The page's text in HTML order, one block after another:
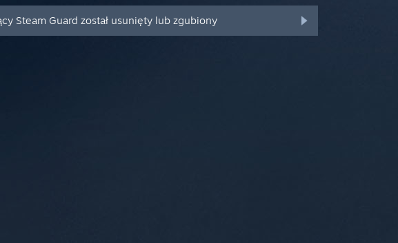
Steam Guard został usunięty lub zgubiony